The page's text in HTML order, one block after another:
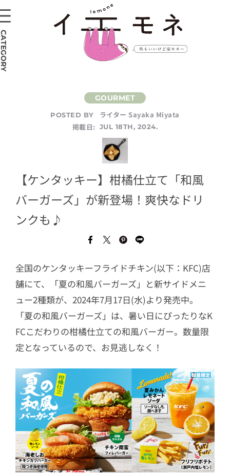
POSTED BY
ライター Sayaka Miyata
掲載日:
JUL 18TH, 2024.
【ケンタッキー】柑橘仕立て「和風
バーガーズ」が新登場！爽快なドリ
ンクも♪
全国のケンタッキーフライドチキン(以下：KFC)店
舗にて、「夏の和風バーガーズ」と新サイドメニ
ュー2種類が、2024年7月17日(水)より発売中。
「夏の和風バーガーズ」は、暑い日にぴったりなK
FCこだわりの柑橘仕立ての和風バーガー。数量限
定となっているので、お見逃しなく！